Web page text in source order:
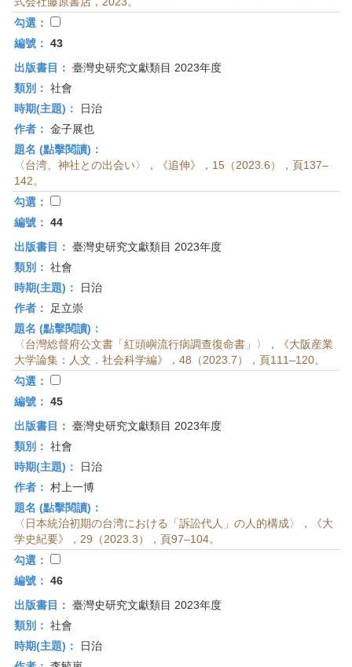
勾選：
編號： 43
出版書目： 臺灣史研究文獻類目 2023年度
類別： 社會
時期(主題)：
日治
作者： 金子展也
題名 (點擊閱讀)：
〈台湾、神社との出会い〉，《追伸》，15（2023.6），頁137–
142。
勾選：
編號： 44
出版書目： 臺灣史研究文獻類目 2023年度
類別： 社會
時期(主題)：
日治
作者：
足立崇
題名 (點擊閱讀)：
〈台灣総督府公文書「紅頭嶼流行病調查復命書」〉，《大阪産業
大学論集：人文．社会科学編》，48（2023.7），頁111–120。
勾選：
編號： 45
出版書目： 臺灣史研究文獻類目 2023年度
類別： 社會
時期(主題)：
日治
作者： 村上一博
題名 (點擊閱讀)：
〈日本統治初期の台湾における「訴訟代人」の人的構成〉，《大
学史紀要》，29（2023.3），頁97–104。
勾選：
編號： 46
出版書目： 臺灣史研究文獻類目 2023年度
類別： 社會
時期(主題)：
日治